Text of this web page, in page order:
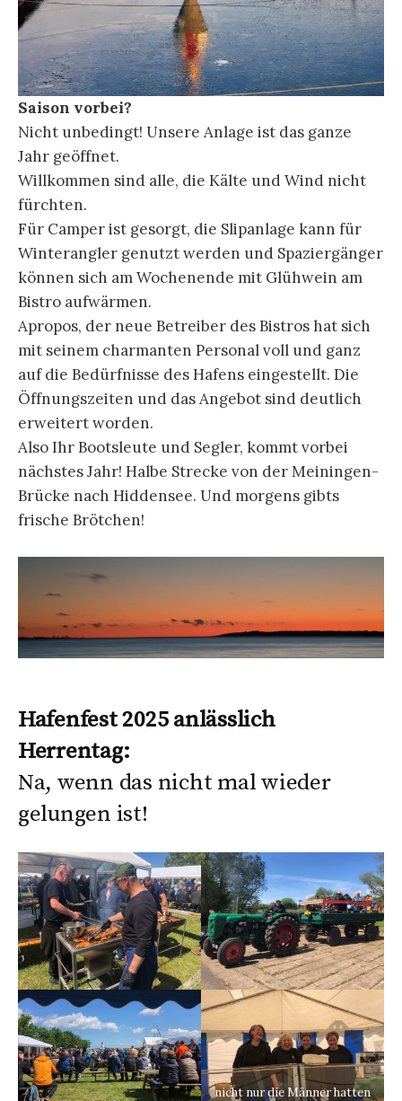
Saison vorbei?
Nicht unbedingt! Unsere Anlage ist das ganze
Jahr geöffnet.
Willkommen sind alle, die Kälte und Wind nicht
fürchten.
Für Camper ist gesorgt, die Slipanlage kann für
Winterangler genutzt werden und Spaziergänger
können sich am Wochenende mit Glühwein am
Bistro aufwärmen.
Apropos, der neue Betreiber des Bistros hat sich
mit seinem charmanten Personal voll und ganz
auf die Bedürfnisse des Hafens eingestellt. Die
Öffnungszeiten und das Angebot sind deutlich
erweitert worden.
Also Ihr Bootsleute und Segler, kommt vorbei
nächstes Jahr! Halbe Strecke von der Meiningen-
Brücke nach Hiddensee. Und morgens gibts
frische Brötchen!
Hafenfest 2025 anlässlich
Herrentag:
Na, wenn das nicht mal wieder
gelungen ist!
nicht nur die Männer hatten